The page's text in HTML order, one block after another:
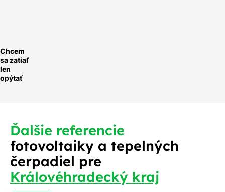
Chcem
sa zatiaľ
len
opýtať
Ďalšie referencie
fotovoltaiky a tepelných
čerpadiel pre
Královéhradecký kraj